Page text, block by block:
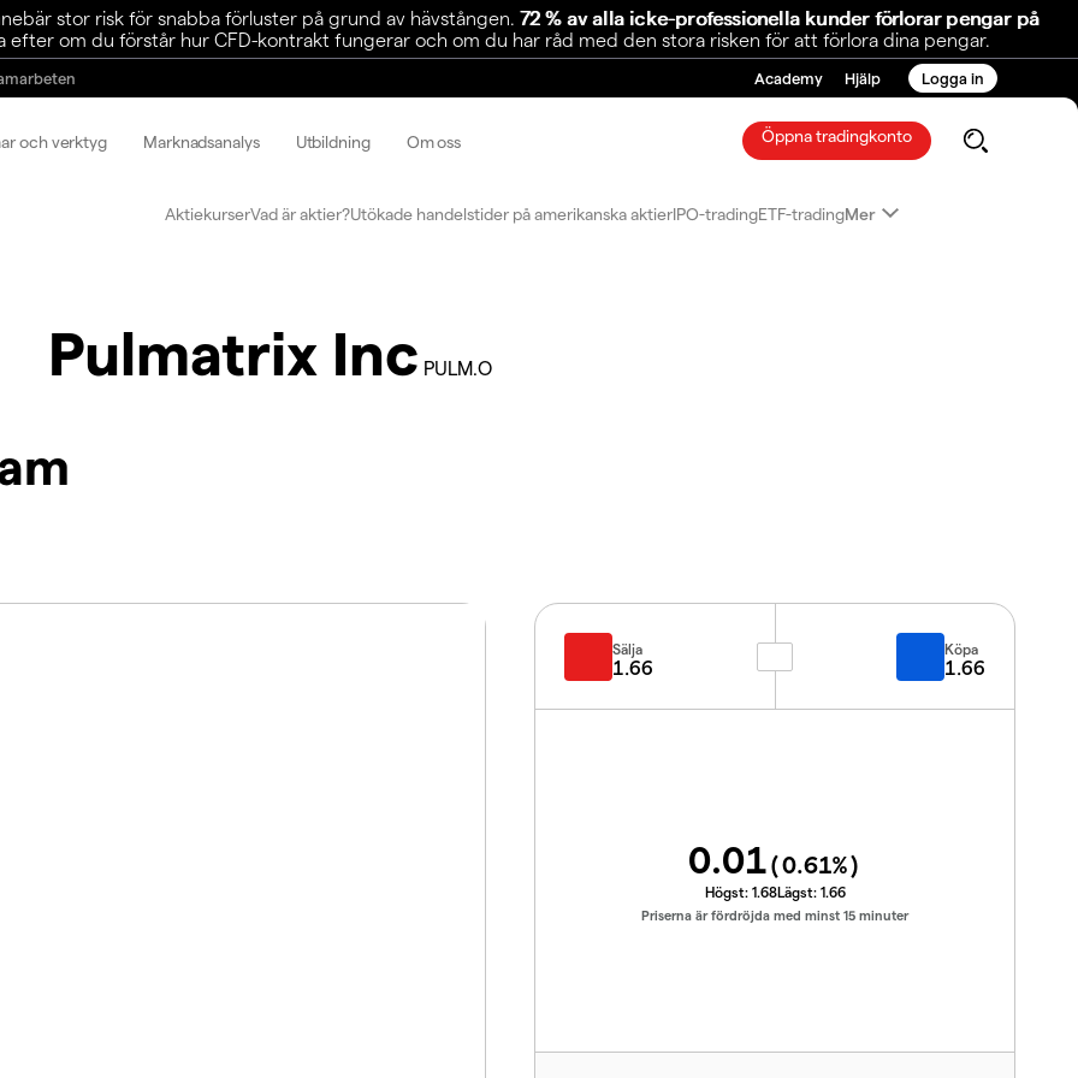
stor risk för snabba förluster på grund av hävstången. 72 % av alla icke-professionella kunder förlorar pengar på
efter om du förstår hur CFD-kontrakt fungerar och om du har råd med den stora risken för att förlora dina pengar.
Academy Hjälp Logga in
och verktyg Marknadsanalys Utbildning Om oss Öppna tradingkonto
AktiekurserVad är aktier?Utökade handelstider på amerikanska aktierIPO-tradingETF-tradingMer
Pulmatrix Inc PULM.O
Sälja
1.66
Köpa
1.66
0.01(0.61%)
Högst: 1.68Lägst: 1.66
Priserna är fördröjda med minst 15 minuter